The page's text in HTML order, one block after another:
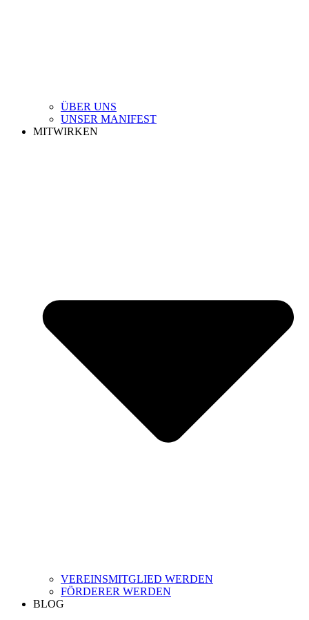
ÜBER UNS
UNSER MANIFEST
MITWIRKEN
VEREINSMITGLIED WERDEN
FÖRDERER WERDEN
BLOG